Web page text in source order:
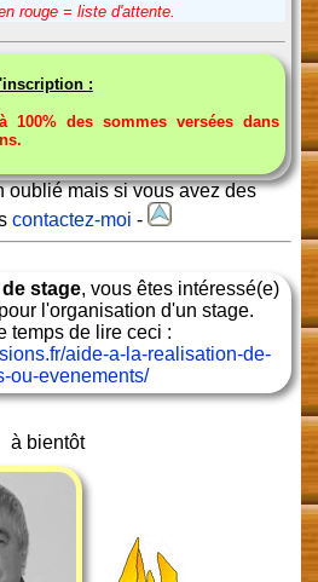
rouge = liste d'attente.
:
100% des sommes versées dans
oublié mais si vous avez des
contactez-moi -
stage, vous êtes intéressé(e)
l'organisation d'un stage.
temps de lire ceci :
aide-a-la-realisation-de-
ou-evenements/
à bientôt